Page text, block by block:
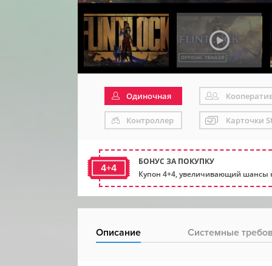
Одиночная
Контроллер Карточки
4+4
БОНУС ЗА ПОКУПКУ
Купон 4+4, увеличивающий шансы
Описание Системные